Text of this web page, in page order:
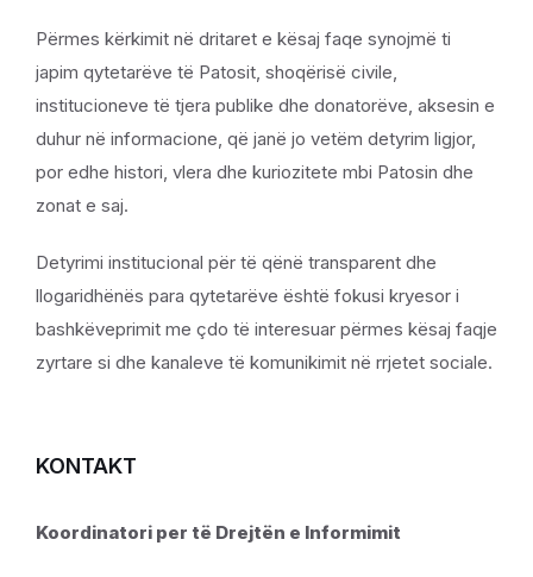
Përmes kërkimit në dritaret e kësaj faqe synojmë ti
japim qytetarëve të Patosit, shoqërisë civile,
institucioneve të tjera publike dhe donatorëve, aksesin e
duhur në informacione, që janë jo vetëm detyrim ligjor,
por edhe histori, vlera dhe kuriozitete mbi Patosin dhe
zonat e saj.
Detyrimi institucional për të qënë transparent dhe
llogaridhënës para qytetarëve është fokusi kryesor i
bashkëveprimit me çdo të interesuar përmes kësaj faqje
zyrtare si dhe kanaleve të komunikimit në rrjetet sociale.
KONTAKT
Koordinatori per të Drejtën e Informimit